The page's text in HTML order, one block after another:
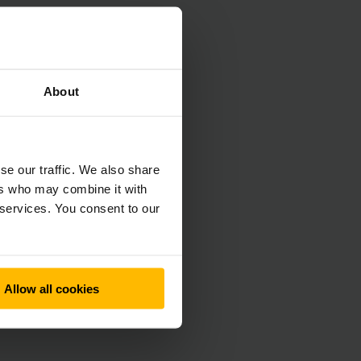
About
our traffic. We also share
who may combine it with
You consent to our
Allow all cookies
– ez egy
targoncákkal.
4,0
sebességgel
rejlik a stabil